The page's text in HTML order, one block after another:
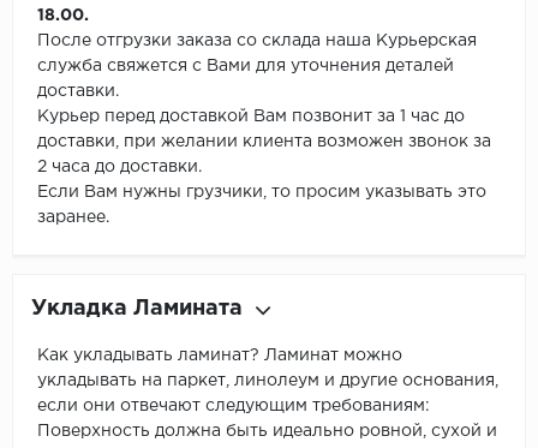
18.00.
После отгрузки заказа со склада наша Курьерская
служба свяжется с Вами для уточнения деталей
доставки.
Курьер перед доставкой Вам позвонит за 1 час до
доставки, при желании клиента возможен звонок за
2 часа до доставки.
Если Вам нужны грузчики, то просим указывать это
заранее.
Укладка Ламината
Как укладывать ламинат? Ламинат можно
укладывать на паркет, линолеум и другие основания,
если они отвечают следующим требованиям:
Поверхность должна быть идеально ровной, сухой и